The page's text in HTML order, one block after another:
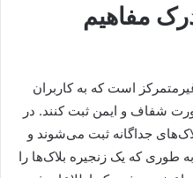
مفاهیم
است که به کاربران
شفاف و ایمن ثبت کنند. در
جداگانه ثبت می‌شوند و
طوری که یک زنجیره بلاک‌ها را